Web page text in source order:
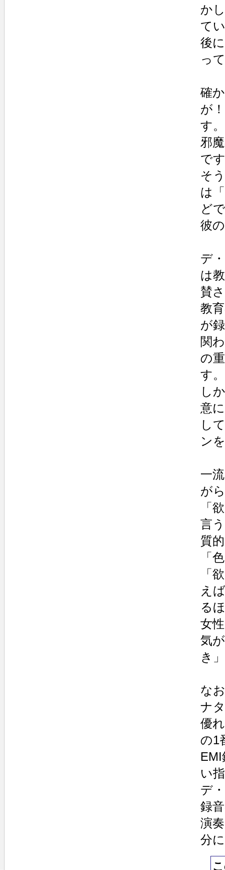
か
て
後
っ
確
が
す
邪
で
そ
は
ど
彼
デ
は
賛
教
が
関
の
す。
し
意
し
ン
一
が
「
言
質
「
「
え
る
女
気
き
な
ナ
優
の1
い
デ
録
演
分